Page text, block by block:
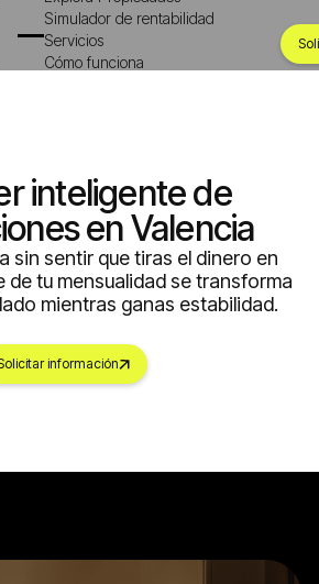
Simulador de rentabilidad
Servicios
Cómo funciona
inteligente de
en Valencia
sin sentir que tiras el dinero en
de tu mensualidad se transforma
mientras ganas estabilidad.​
información